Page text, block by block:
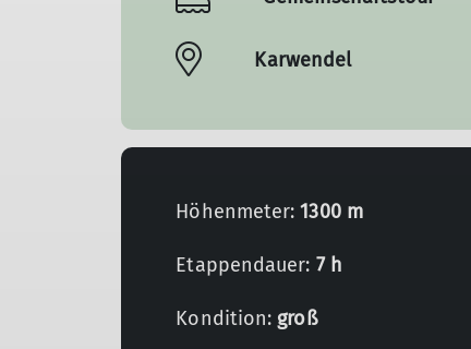
Karwendel
Höhenmeter:1300 m
Etappendauer: 7 h
Kondition: groß